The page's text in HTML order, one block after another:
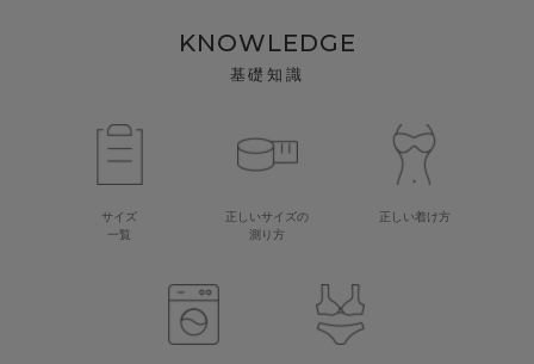
KNOWLEDGE
基礎知識
サイズ
一覧
正しいサイズの
測り方
正しい着け方